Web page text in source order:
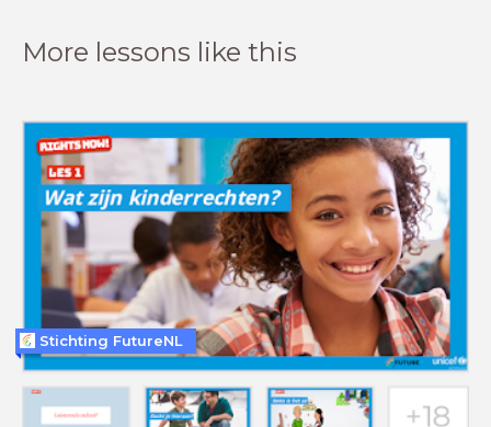
More lessons like this
Stichting FutureNL